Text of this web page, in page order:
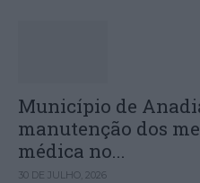
Município de
manutenção dos
médica no...
30 DE JULHO, 2026